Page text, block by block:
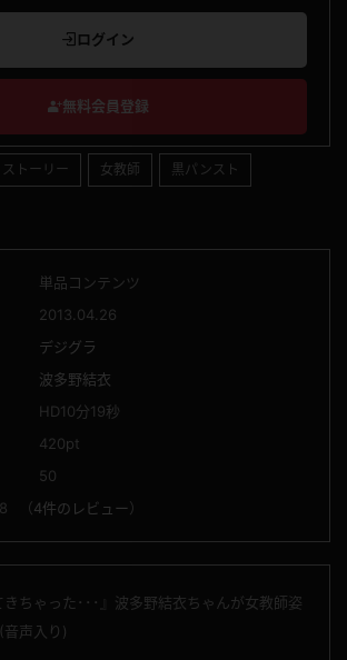
ストーリー 女教師 黒パンスト
単品コンテンツ
2013.04.26
デジグラ
波多野結衣
HD10分19秒
420pt
50
（4件のレビュー）
きちゃった･･･』波多野結衣ちゃんが女教師姿
声入り)
ログイン
無料会員登録